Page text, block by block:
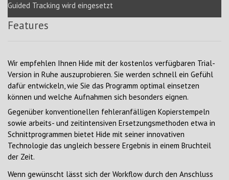
Guided Tracking wird eingesetzt
Features
Wir empfehlen Ihnen Hide mit der kostenlos verfügbaren Trial-
Version in Ruhe auszuprobieren. Sie werden schnell ein Gefühl
dafür entwickeln, wie Sie das Programm optimal einsetzen
können und welche Aufnahmen sich besonders eignen.
Gegenüber konventionellen fehleranfälligen Kopierstempeln
sowie arbeits- und zeitintensiven Ersetzungsmethoden etwa in
Schnittprogrammen bietet Hide mit seiner innovativen
Technologie das ungleich bessere Ergebnis in einem Bruchteil
der Zeit.
Wenn gewünscht lässt sich der Workflow durch den Anschluss